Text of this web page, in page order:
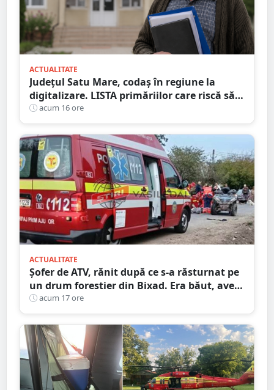
ACTUALITATE
Județul Satu Mare, codaș în regiune la
digitalizare. LISTA primăriilor care riscă să
piardă bani de la buget
acum 16 ore
ACTUALITATE
Șofer de ATV, rănit după ce s-a răsturnat pe
un drum forestier din Bixad. Era băut, avea
permisul anulat, iar vehiculul nu era
înmatriculat
acum 17 ore